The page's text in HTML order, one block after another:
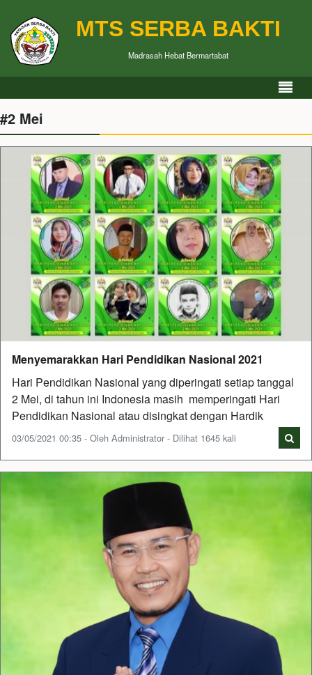
MTS SERBA BAKTI
Madrasah Hebat Bermartabat
#2 Mei
Menyemarakkan Hari Pendidikan Nasional 2021
Hari Pendidikan Nasional yang diperingati setiap tanggal
2 Mei, di tahun ini Indonesia masih memperingati Hari
Pendidikan Nasional atau disingkat dengan Hardik
03/05/2021 00:35 - Oleh Administrator - Dilihat 1645 kali